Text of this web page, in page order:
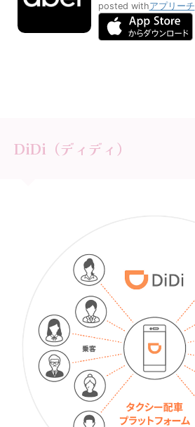
posted withアプリーチ
DiDi（ディディ）